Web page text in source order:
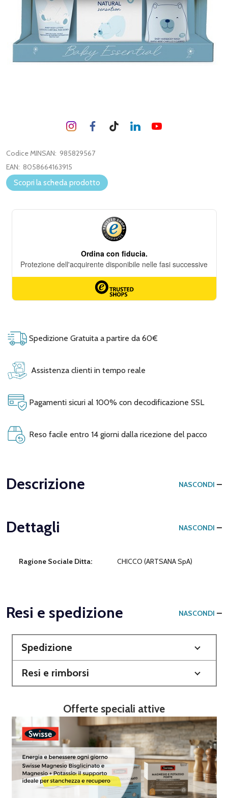
Codice MINSAN: 985829567
EAN: 8058664163915
Scopri la scheda prodotto
Spedizione Gratuita a partire da 60€
Assistenza clienti in tempo reale
Pagamenti sicuri al 100% con decodificazione SSL
Reso facile entro 14 giorni dalla ricezione del pacco
Descrizione NASCONDI
Dettagli NASCONDI
Ragione Sociale Ditta: CHICCO (ARTSANA SpA)
Resi e spedizione NASCONDI
Spedizione
Resi e rimborsi
Offerte speciali attive